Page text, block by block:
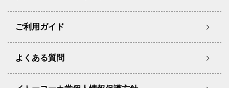
ご利用ガイド
よくある質問